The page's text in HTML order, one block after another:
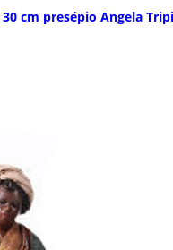
cm presépio Angela Tripi